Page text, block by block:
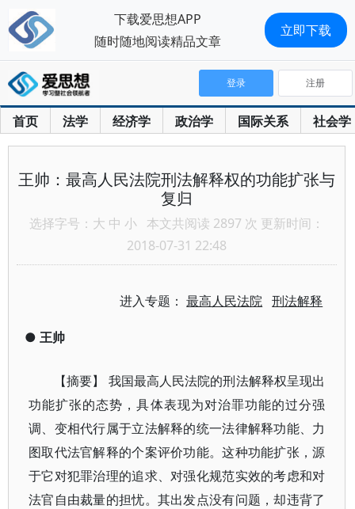
首页 法学 经济学 政治学 国际关系 社会学
登录 注册
王帅：最高人民法院刑法解释权的功能扩张与
复归
选择字号： 大 中 小 本文共阅读 2897 次 更新时间：
2018-07-31 22:48
进入专题：最高人民法院 刑法解释
● 王帅
【摘要】 我国最高人民法院的刑法解释权呈现出
功能扩张的态势，具体表现为对治罪功能的过分强
调、变相代行属于立法解释的统一法律解释功能、力
图取代法官解释的个案评价功能。这种功能扩张，源
于它对犯罪治理的追求、对强化规范实效的考虑和对
法官自由裁量的担忧。其出发点没有问题，却违背了
下载爱思想APP
随时随地阅读精品文章
立即下载